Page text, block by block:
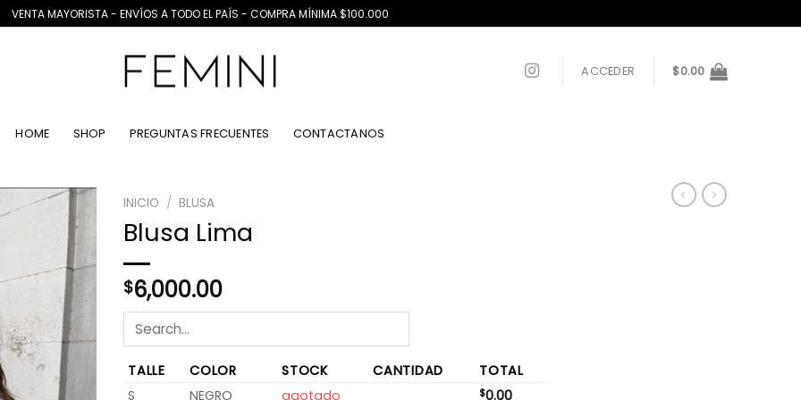
VENTA MAYORISTA - ENVÍOS A TODO EL PAÍS - COMPRA MÍNIMA $100.000
ACCEDER $0.00
HOME SHOP PREGUNTAS FRECUENTES CONTACTANOS
INICIO / BLUSA
Blusa Lima
$6,000.00
TALLE COLOR STOCK CANTIDAD
TOTAL
S
NEGRO agotado $0.00